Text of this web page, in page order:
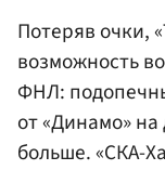
Потеряв очки,
возможность
ФНЛ:
от «Динамо»
больше. «СКА-